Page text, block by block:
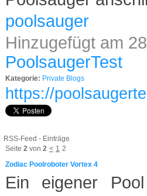
poolsauger
Hinzugefügt am
PoolsaugerTest
Kategorie: Private Blogs
https://
RSS-Feed - Einträge
Seite 2 von 2 < 1 2
Zodiac Poolroboter Vortex 4
Ein eigener